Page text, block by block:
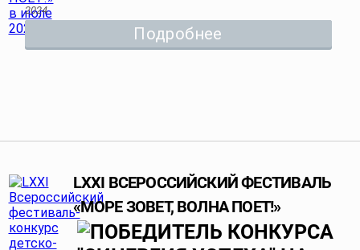
2024
Подробнее
LXXI ВСЕРОССИЙСКИЙ ФЕСТИВАЛЬ
«МОРЕ ЗОВЕТ, ВОЛНА ПОЕТ!»